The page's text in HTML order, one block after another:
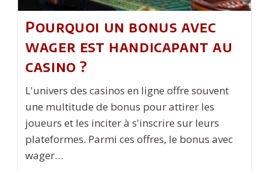
Pourquoi un bonus avec
wager est handicapant au
casino ?
L'univers des casinos en ligne offre souvent
une multitude de bonus pour attirer les
joueurs et les inciter à s'inscrire sur leurs
plateformes. Parmi ces offres, le bonus avec
wager…